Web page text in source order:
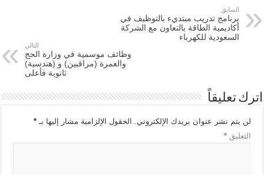
السابق
برنامج تدريب مبتديء بالتوظيف في
أكاديمية الطاقة بالتعاون مع الشركة
السعودية للكهرباء
التالي
وظائف موسمية في وزارة الحج
والعمرة (مراقبين) و (هندسية)
ثانوية فأعلى
اترك تعليقاً
لن يتم نشر عنوان بريدك الإلكتروني. الحقول الإلزامية مشار إليها بـ*
التعليق*